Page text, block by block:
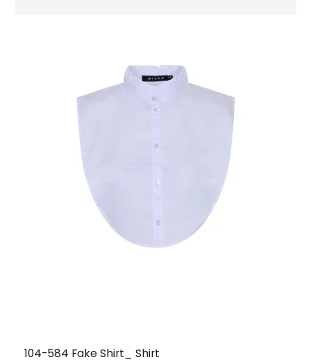
104-584 Fake Shirt_ Shirt